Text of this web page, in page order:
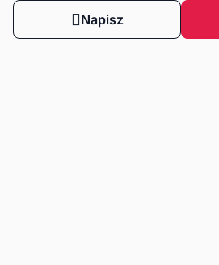
Napisz